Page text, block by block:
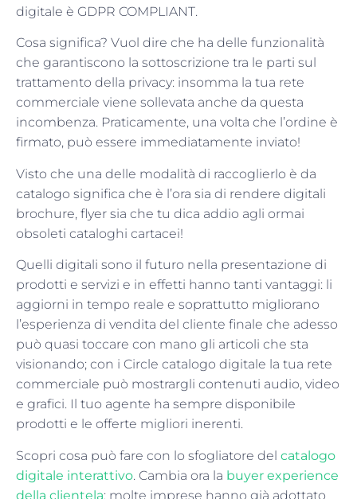
digitale è GDPR COMPLIANT.
Cosa significa? Vuol dire che ha delle funzionalità
che garantiscono la sottoscrizione tra le parti sul
trattamento della privacy: insomma la tua rete
commerciale viene sollevata anche da questa
incombenza. Praticamente, una volta che l’ordine è
firmato, può essere immediatamente inviato!
Visto che una delle modalità di raccoglierlo è da
catalogo significa che è l’ora sia di rendere digitali
brochure, flyer sia che tu dica addio agli ormai
obsoleti cataloghi cartacei!
Quelli digitali sono il futuro nella presentazione di
prodotti e servizi e in effetti hanno tanti vantaggi: li
aggiorni in tempo reale e soprattutto migliorano
l’esperienza di vendita del cliente finale che adesso
può quasi toccare con mano gli articoli che sta
visionando; con i Circle catalogo digitale la tua rete
commerciale può mostrargli contenuti audio, video
e grafici. Il tuo agente ha sempre disponibile
prodotti e le offerte migliori inerenti.
Scopri cosa può fare con lo sfogliatore del catalogo
digitale interattivo. Cambia ora la buyer experience
della clientela: molte imprese hanno già adottato